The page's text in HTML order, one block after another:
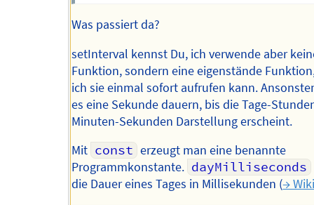
Was passiert da?
setInterval kennst Du, ich verwende aber
Funktion, sondern eine eigenstände
ich sie einmal sofort aufrufen kann.
es eine Sekunde dauern, bis die Tage-
Minuten-Sekunden Darstellung erscheint.
Mit const erzeugt man eine benannte
Programmkonstante. dayMilliseconds
die Dauer eines Tages in Millisekunden (→